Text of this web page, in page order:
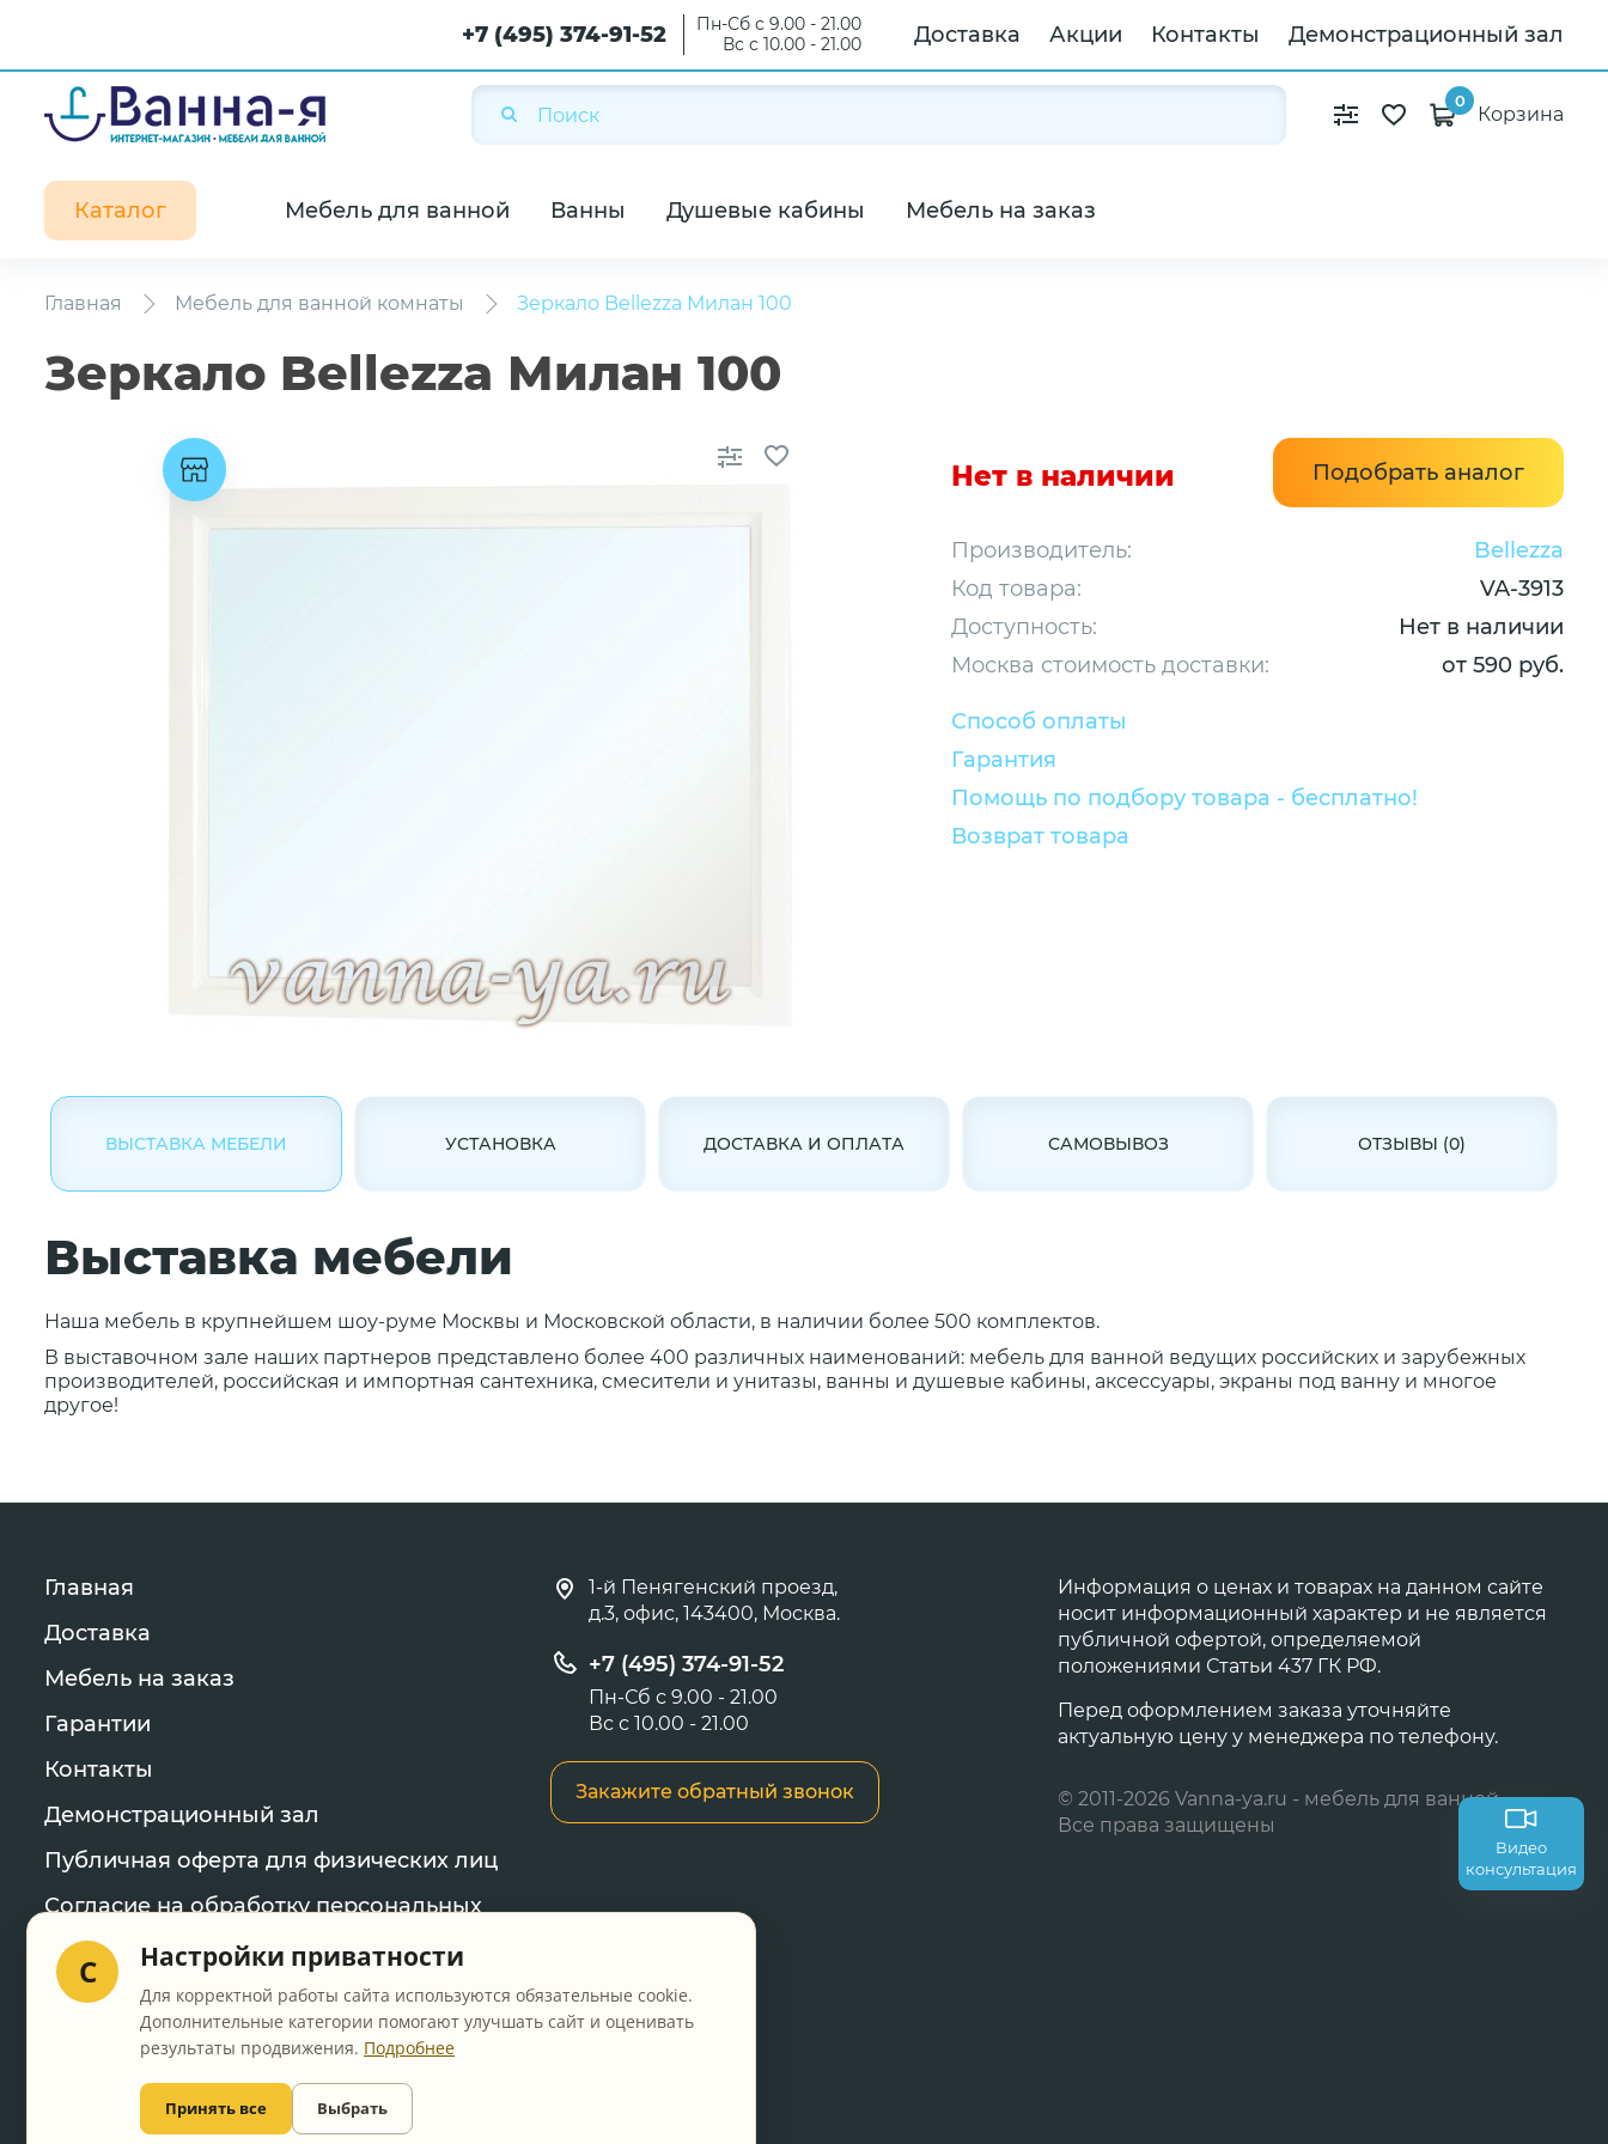
+7 (495) 374-91-52
Пн-Сб с 9.00 - 21.00
Вс с 10.00 - 21.00
Доставка Акции Контакты Демонстрационный зал
0
Корзина
Каталог Мебель для ванной Ванны Душевые кабины Мебель на заказ
Главная Мебель для ванной комнаты Зеркало Bellezza Милан 100
Зеркало Bellezza Милан 100
Нет в наличии Подобрать аналог
Производитель:
Bellezza
Код товара:
VA-3913
Доступность:
Нет в наличии
Москва стоимость доставки:
от 590 руб.
Способ оплаты
Гарантия
Помощь по подбору товара - бесплатно!
Возврат товара
ВЫСТАВКА МЕБЕЛИ УСТАНОВКА ДОСТАВКА И ОПЛАТА САМОВЫВОЗ ОТЗЫВЫ (0)
Выставка мебели
Наша мебель в крупнейшем шоу-руме Москвы и Московской области, в наличии более 500 комплектов.
В выставочном зале наших партнеров представлено более 400 различных наименований: мебель для ванной ведущих российских и зарубежных
производителей, российская и импортная сантехника, смесители и унитазы, ванны и душевые кабины, аксессуары, экраны под ванну и многое
другое!
Видео
консультация
Главная
Доставка
Мебель на заказ
Гарантии
Контакты
Демонстрационный зал
Публичная оферта для физических лиц
Согласие на обработку персональных
Политика конфиденциальности
Уведомление об использовании файлов
Настройки cookie
1-й Пенягенский проезд,
д.3, офис, 143400, Москва.
+7 (495) 374-91-52
Пн-Сб с 9.00 - 21.00
Вс с 10.00 - 21.00
Закажите обратный звонок
Информация о ценах и товарах на данном сайте
носит информационный характер и не является
публичной офертой, определяемой
положениями Статьи 437 ГК РФ.
Перед оформлением заказа уточняйте
актуальную цену у менеджера по телефону.
© 2011-2026 Vanna-ya.ru - мебель для ванной
Все права защищены
C Настройки приватности
Для корректной работы сайта используются обязательные cookie.
Дополнительные категории помогают улучшать сайт и оценивать
результаты продвижения. Подробнее
Принять все Выбрать